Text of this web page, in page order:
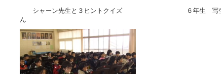
シャーン先生と３ヒントクイズ ６年生 写生
ん